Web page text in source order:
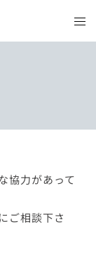
協力があって
ご相談下さ